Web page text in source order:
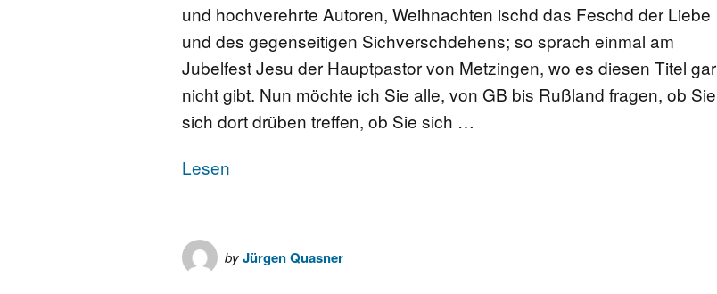
und hochverehrte Autoren, Weihnachten ischd das Feschd der Liebe
und des gegenseitigen Sichverschdehens; so sprach einmal am
Jubelfest Jesu der Hauptpastor von Metzingen, wo es diesen Titel gar
nicht gibt. Nun möchte ich Sie alle, von GB bis Rußland fragen, ob Sie
sich dort drüben treffen, ob Sie sich …
Lesen
byJürgen Quasner